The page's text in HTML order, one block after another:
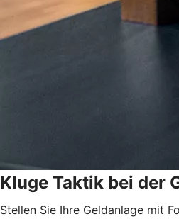
Kluge Taktik bei der
Stellen Sie Ihre Geldanlage mit